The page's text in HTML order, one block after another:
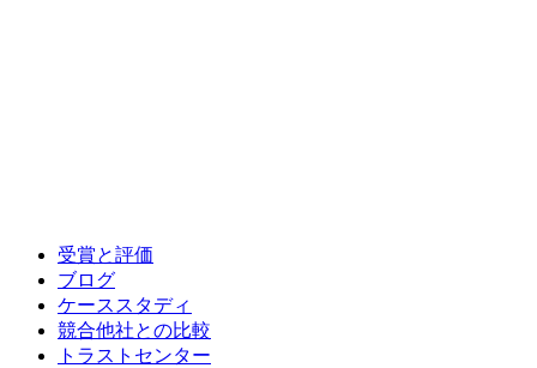
受賞と評価
ブログ
ケーススタディ
競合他社との比較
トラストセンター